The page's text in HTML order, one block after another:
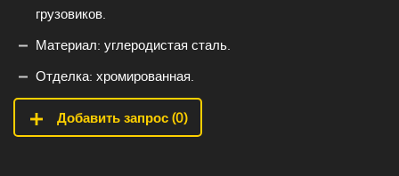
грузовиков.
Материал: углеродистая сталь.
Отделка: хромированная.
Добавить запрос (0)